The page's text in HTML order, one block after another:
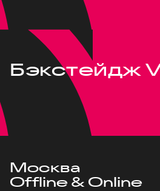
Бэкстейдж
Москва
Offline & Online